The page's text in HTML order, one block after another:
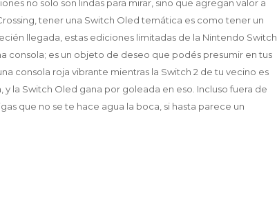
no solo son lindas para mirar, sino que agregan valor a
tener una Switch Oled temática es como tener un
llegada, estas ediciones limitadas de la Nintendo Switch
consola; es un objeto de deseo que podés presumir en tus
consola roja vibrante mientras la Switch 2 de tu vecino es
la Switch Oled gana por goleada en eso. Incluso fuera de
que no se te hace agua la boca, si hasta parece un